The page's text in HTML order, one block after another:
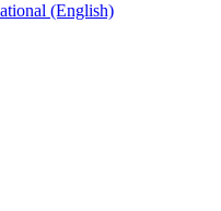
(English)